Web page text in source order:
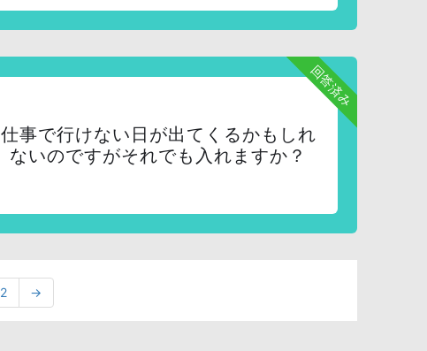
回答済み
仕事で行けない日が出てくるかもしれ
ないのですがそれでも入れますか？
2 →